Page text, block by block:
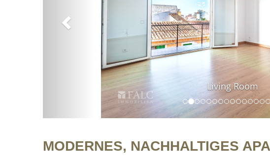
Living Room
MODERNES, NACHHALTIGES